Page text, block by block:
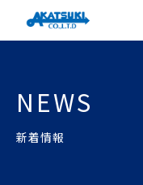
NEWS
新着情報